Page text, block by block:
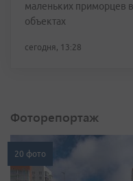
маленьких приморцев
объектах
сегодня, 13:28
Фоторепортаж
20 фото